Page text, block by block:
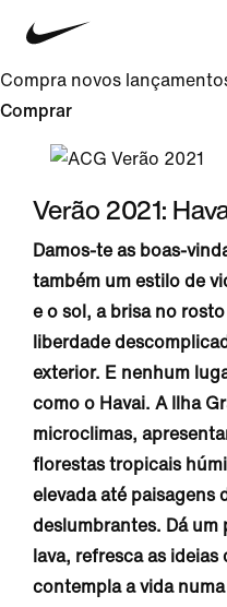
Compra novos
Comprar
Verão 2021:
Damos-te as boas-
também um estilo de
e o sol, a brisa no
liberdade
exterior. E nenhum
como o Havai. A Ilha
microclimas,
florestas tropicais
elevada até paisagens
deslumbrantes. Dá um
lava, refresca as
contempla a vida